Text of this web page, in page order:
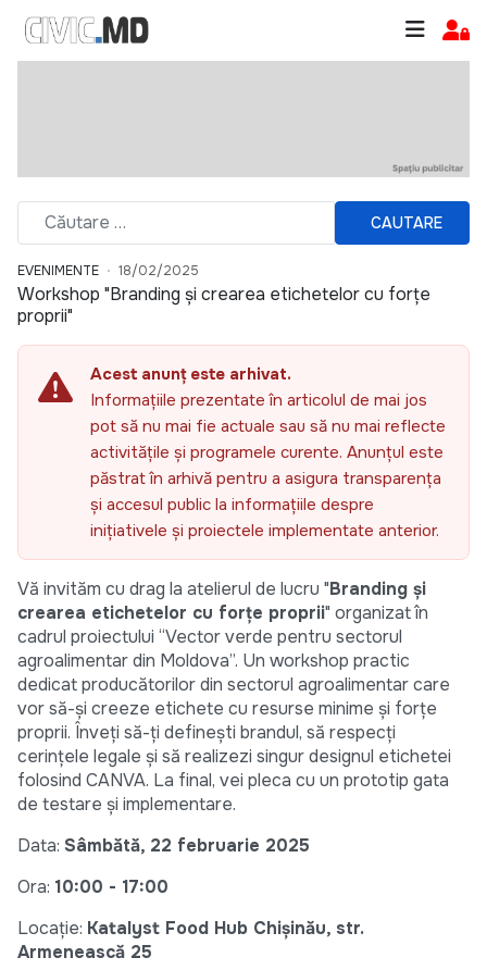
CAUTARE
EVENIMENTE 18/02/2025
Workshop "Branding și crearea etichetelor cu forțe
proprii"
Acest anunț este arhivat.
Informațiile prezentate în articolul de mai jos
pot să nu mai fie actuale sau să nu mai reflecte
activitățile și programele curente. Anunțul este
păstrat în arhivă pentru a asigura transparența
și accesul public la informațiile despre
inițiativele și proiectele implementate anterior.
Vă invităm cu drag la atelierul de lucru "Branding și
crearea etichetelor cu forțe proprii" organizat în
cadrul proiectului “Vector verde pentru sectorul
agroalimentar din Moldova”. Un workshop practic
dedicat producătorilor din sectorul agroalimentar care
vor să-și creeze etichete cu resurse minime și forțe
proprii. Înveți să-ți definești brandul, să respecți
cerințele legale și să realizezi singur designul etichetei
folosind CANVA. La final, vei pleca cu un prototip gata
de testare și implementare.
Data: Sâmbătă, 22 februarie 2025
Ora: 10:00 - 17:00
Locație: Katalyst Food Hub Chișinău, str.
Armenească 25